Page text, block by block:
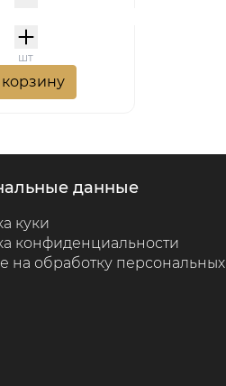
шт
корзину
данные
куки
конфиденциальности
на обработку персональных